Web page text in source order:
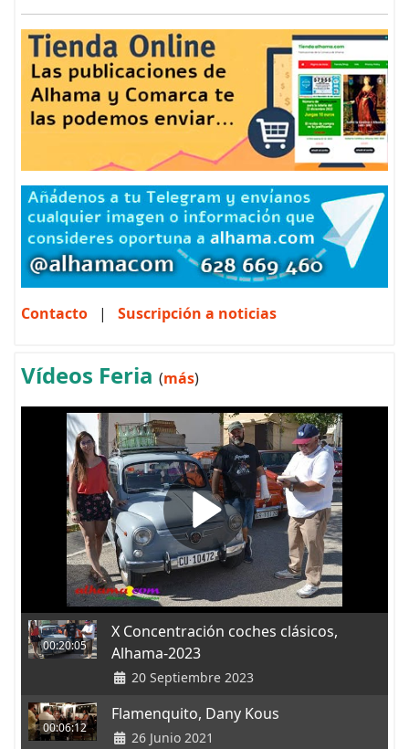
Contacto | Suscripción a noticias
Vídeos Feria (más)
00:20:05
X Concentración coches clásicos,
Alhama-2023
20 Septiembre 2023
00:06:12
Flamenquito, Dany Kous
26 Junio 2021